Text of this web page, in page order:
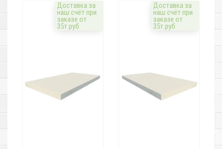
Доставка за
наш счёт при
заказе от
35т.руб
Доставка за
наш счёт при
заказе от
35т.руб